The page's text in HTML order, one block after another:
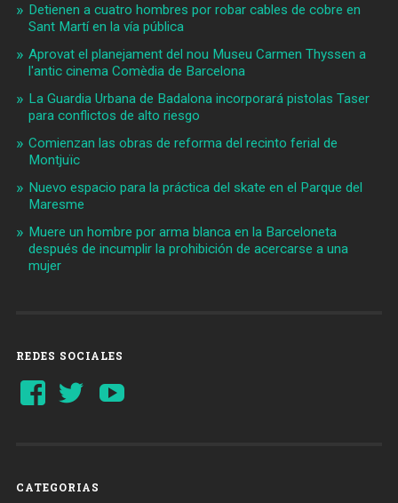
Detienen a cuatro hombres por robar cables de cobre en
Sant Martí en la vía pública
Aprovat el planejament del nou Museu Carmen Thyssen a
l'antic cinema Comèdia de Barcelona
La Guardia Urbana de Badalona incorporará pistolas Taser
para conflictos de alto riesgo
Comienzan las obras de reforma del recinto ferial de
Montjuïc
Nuevo espacio para la práctica del skate en el Parque del
Maresme
Muere un hombre por arma blanca en la Barceloneta
después de incumplir la prohibición de acercarse a una
mujer
REDES SOCIALES
Ver
perfil
Ver
perfil
CATEGORIAS